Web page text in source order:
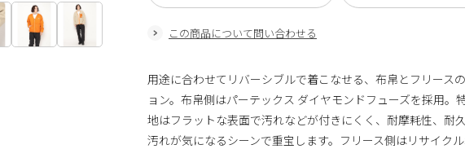
この商品について問い合わせる
用途に合わせてリバーシブルで着こなせる、布帛とフリース
ョン。布帛側はパーテックス ダイヤモンドフューズを採用。
地はフラットな表面で汚れなどが付きにくく、耐摩耗性、耐
汚れが気になるシーンで重宝します。フリース側はリサイク